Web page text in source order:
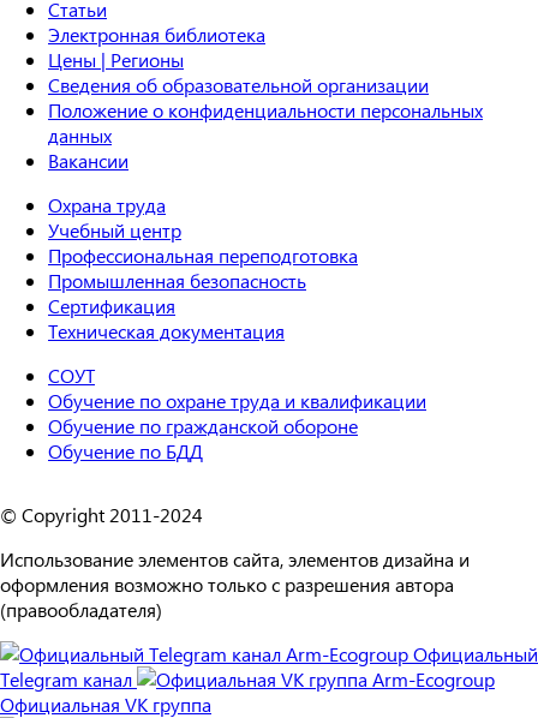
Статьи
Электронная библиотека
Цены | Регионы
Сведения об образовательной организации
Положение о конфиденциальности персональных
данных
Вакансии
Охрана труда
Учебный центр
Профессиональная переподготовка
Промышленная безопасность
Сертификация
Техническая документация
СОУТ
Обучение по охране труда и квалификации
Обучение по гражданской обороне
Обучение по БДД
© Copyright 2011-2024
Использование элементов сайта, элементов дизайна и
оформления возможно только с разрешения автора
(правообладателя)
Официальный
Telegram канал
Официальная VK группа